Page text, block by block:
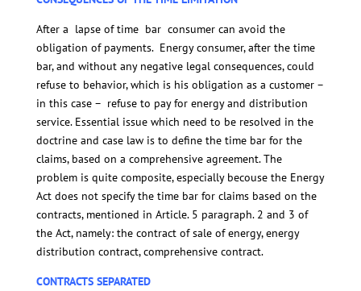
After a lapse of time bar consumer can avoid the
obligation of payments. Energy consumer, after the time
bar, and without any negative legal consequences, could
refuse to behavior, which is his obligation as a customer –
in this case – refuse to pay for energy and distribution
service. Essential issue which need to be resolved in the
doctrine and case law is to define the time bar for the
claims, based on a comprehensive agreement. The
problem is quite composite, especially becouse the Energy
Act does not specify the time bar for claims based on the
contracts, mentioned in Article. 5 paragraph. 2 and 3 of
the Act, namely: the contract of sale of energy, energy
distribution contract, comprehensive contract.
CONTRACTS SEPARATED